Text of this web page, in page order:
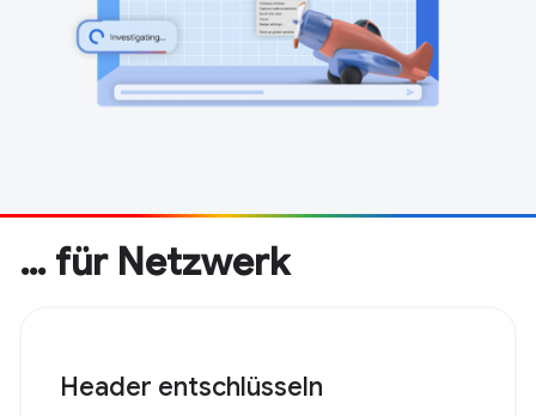
… für Netzwerk
Header entschlüsseln